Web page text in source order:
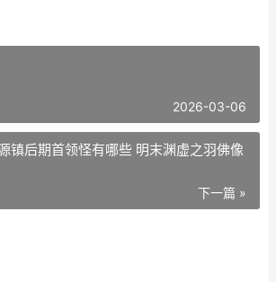
2026-03-06
镇后期首领怪有哪些 明末渊虚之羽佛像
下一篇 »